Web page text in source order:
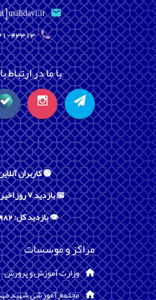
mahdavi.ir
43313
با ما در
🟢 کاربران
📅 بازدید ۷ روز اخیر: 9514
👁️ بازدید کل: 157982
مراکز و موسسات
وزارت آموزش و پرورش
مجتمع آموزشی شهید